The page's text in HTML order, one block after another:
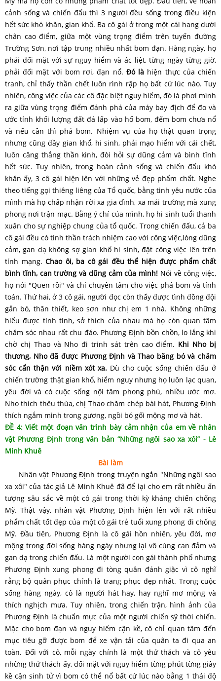
cảnh sống và chiến đấu thì 3 người đều sống trong điều kiện
hết sức khó khăn, gian khổ. Ba cô gái ở trong một cái hang dưới
chân cao điểm, giữa một vùng trọng điểm trên tuyến đường
Trường Sơn, nơi tập trung nhiều nhất bom đạn. Hàng ngày, họ
phải đối mặt với sự nguy hiểm và ác liệt, từng ngày từng giờ,
phải đối mặt với bom rơi, đạn nổ. Đó là hiện thực của chiến
tranh, chỉ thấy thần chết luôn rình rập họ bất cứ lúc nào. Tuy
nhiên, công việc của các cô đặc biệt nguy hiểm, đó là phơi mình
ra giữa vùng trọng điểm đánh phá của máy bay địch để đo và
ước tính khối lượng đất đá lấp vào hố bom, đếm bom chưa nổ
và nếu cần thì phá bom. Nhiệm vụ của họ thật quan trọng
nhưng cũng đầy gian khổ, hi sinh, phải mạo hiểm với cái chết,
luôn căng thẳng thần kinh, đòi hỏi sự dũng cảm và bình tĩnh
hết sức. Tuy nhiên, trong hoàn cảnh sống và chiến đấu khó
khăn ấy, 3 cô gái hiện lên với những vẻ đẹp phẩm chất. Nghe
theo tiếng gọi thiêng liêng của Tổ quốc, bằng tình yêu nước của
mình mà họ chấp nhận rời xa gia đình, xa mái trường mà xung
phong nơi trận mạc. Bằng ý chí của mình, họ hi sinh tuổi thanh
xuân cho sự nghiệp chung của tổ quốc. Trong chiến đấu, cả ba
cô gái đều có tinh thần trách nhiệm cao với công việc,lòng dũng
cảm, gan dạ không sợ gian khổ hi sinh, đặt công việc lên trên
tính mạng. Chao ôi, ba cô gái đều thể hiện được phẩm chất
bình tĩnh, can trường và dũng cảm của mình! Nói về công việc,
họ nói "Quen rồi" và chỉ chuyên tâm cho việc phá bom và tính
toán. Thứ hai, ở 3 cô gái, người đọc còn thấy được tình đồng đội
gắn bó, thân thiết, keo sơn như chị em 1 nhà. Không những
hiểu được tính tình, sở thích của nhau mà họ còn quan tâm
chăm sóc nhau rất chu đáo. Phương Định bồn chồn, lo lắng khi
chờ chị Thao và Nho đi trinh sát trên cao điểm. Khi Nho bị
thương, Nho đã được Phương Định và Thao băng bó và chăm
sóc cẩn thận với niềm xót xa.Dù cho cuộc sống chiến đấu ở
chiến trường thật gian khổ, hiểm nguy nhưng họ luôn lạc quan,
yêu đời và có cuộc sống nội tâm phong phú, nhiều ước mơ.
Nho thích thêu thùa, chị Thao chăm chép bài hát, Phương Định
thích ngắm mình trong gương, ngồi bó gối mộng mơ và hát.
ĐỀ 4: Viết một đoạn văn trình bày cảm nhận của em về nhân
vật Phương Định trong văn bản “Những ngôi sao xa xôi” - Lê
Minh Khuê
Bài làm
Nhân vật Phương Định trong truyện ngắn "Những ngôi sao
xa xôi" của tác giả Lê Minh Khuê đã để lại cho em rất nhiều ấn
tượng sâu sắc về một cô gái trong thời kỳ kháng chiến chống
Mỹ. Thật vậy, nhân vật Phương Định hiện lên với rất nhiều
phẩm chất tốt đẹp của một cô gái trẻ tuổi xung phong đi chống
Mỹ. Đầu tiên, Phương Định là cô gái hồn nhiên, yêu đời, mơ
mộng trong đời sống hàng ngày nhưng lại vô cùng can đảm và
gan dạ trong chiến đấu. Là một người con gái thành phố nhưng
Phương Định xung phong đi tòng quân đánh giặc vì cô nghĩ
rằng bộ quân phục chính là trang phục đẹp nhất. Trong cuộc
sống hàng ngày, cô là người hát hay, hay nghĩ mơ mộng và
thích nghịch mưa. Tuy nhiên, trong chiến trận, hình ảnh của
Phương Định là chuẩn mực của một người chiến sỹ thời chiến.
Mặc cho bom đạn và nguy hiểm cận kề, cô chỉ quan tâm đến
mục tiêu gỡ được bom để xe vận tải của quân ta đi qua an
toàn. Đối với cô, mỗi ngày chính là một thử thách và cô yêu
những thử thách ấy, đối mặt với nguy hiểm từng phút từng giây
kề cận sinh tử vì bom có thể nổ bất cứ lúc nào bằng 1 thái độ